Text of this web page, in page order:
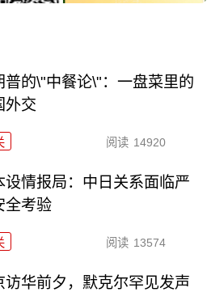
普的\"中餐论\"：一盘菜里的
外交
阅读 14920
设情报局：中日关系面临严
全考验
阅读 13574
访华前夕，默克尔罕见发声